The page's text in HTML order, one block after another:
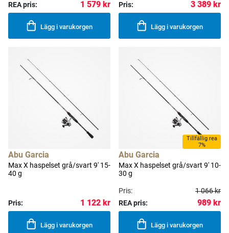
REA pris: 1 579 kr
Lägg i varukorgen
Pris: 3 389 kr
Lägg i varukorgen
Abu Garcia
Max X haspelset grå/svart 9' 15-
40 g
Pris: 1 122 kr
Lägg i varukorgen
Tillfällig rea
7%
Abu Garcia
Max X haspelset grå/svart 9' 10-
30 g
Pris:
1 066 kr
REA pris:
989 kr
Lägg i varukorgen